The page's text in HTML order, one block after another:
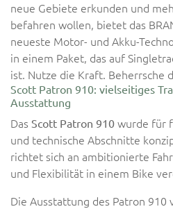
neue Gebiete erkunden und
befahren wollen, bietet das
neueste Motor- und Akku-
in einem Paket, das auf
ist. Nutze die Kraft. Beherrsche
Scott Patron 910: vielseitiges
Ausstattung
Das Scott Patron 910 wurde für
und technische Abschnitte
richtet sich an ambitionierte
und Flexibilität in einem Bike
Die Ausstattung des Patron